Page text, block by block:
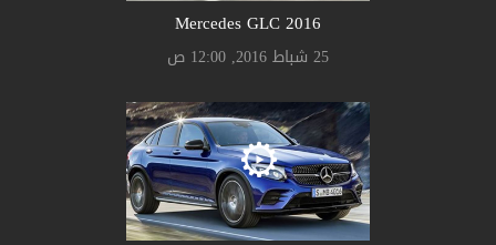
Mercedes GLC 2016
25 شباط 2016, 12:00 ص